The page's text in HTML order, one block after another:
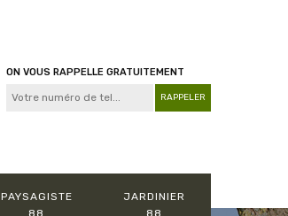
ON VOUS RAPPELLE GRATUITEMENT
PAYSAGISTE
88
JARDINIER
88